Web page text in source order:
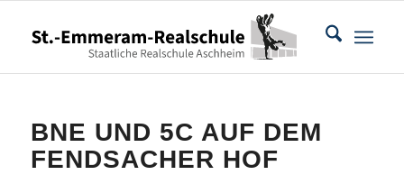
BNE UND 5C AUF DEM
FENDSACHER HOF